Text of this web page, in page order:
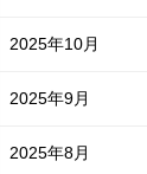
2025年10月
2025年9月
2025年8月